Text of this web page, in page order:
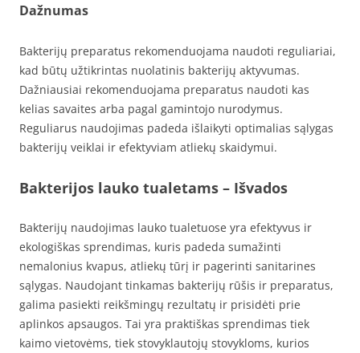
Dažnumas
Bakterijų preparatus rekomenduojama naudoti reguliariai,
kad būtų užtikrintas nuolatinis bakterijų aktyvumas.
Dažniausiai rekomenduojama preparatus naudoti kas
kelias savaites arba pagal gamintojo nurodymus.
Reguliarus naudojimas padeda išlaikyti optimalias sąlygas
bakterijų veiklai ir efektyviam atliekų skaidymui.
Bakterijos lauko tualetams – Išvados
Bakterijų naudojimas lauko tualetuose yra efektyvus ir
ekologiškas sprendimas, kuris padeda sumažinti
nemalonius kvapus, atliekų tūrį ir pagerinti sanitarines
sąlygas. Naudojant tinkamas bakterijų rūšis ir preparatus,
galima pasiekti reikšmingų rezultatų ir prisidėti prie
aplinkos apsaugos. Tai yra praktiškas sprendimas tiek
kaimo vietovėms, tiek stovyklautojų stovykloms, kurios